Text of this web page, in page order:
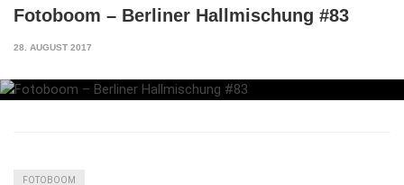
Fotoboom – Berliner Hallmischung #83
28. AUGUST 2017
FOTOBOOM